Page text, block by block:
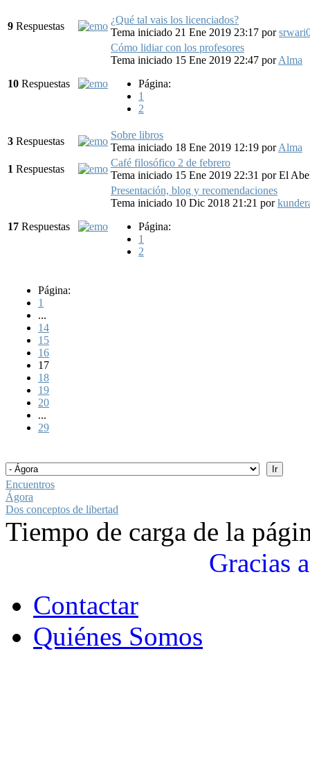
9 Respuestas
¿Qué tal vais los licenciados?
Tema iniciado 21 Ene 2019 23:17 por
10 Respuestas
Cómo lidiar con los profesores
Tema iniciado 15 Ene 2019 22:47 porAlma
Página:
1
2
3 Respuestas
Sobre libros
Tema iniciado 18 Ene 2019 12:19 porAlma
1 Respuestas
Café filosófico 2 de febrero
Tema iniciado 15 Ene 2019 22:31 porEl
17 Respuestas
Presentación, blog y recomendaciones
Tema iniciado 10 Dic 2018 21:21 por
Página:
1
2
Página:
1
...
14
15
16
17
18
19
20
...
29
Encuentros
Ágora
Dos conceptos de libertad
Tiempo de carga de la
Gracias a
Contactar
Quiénes Somos